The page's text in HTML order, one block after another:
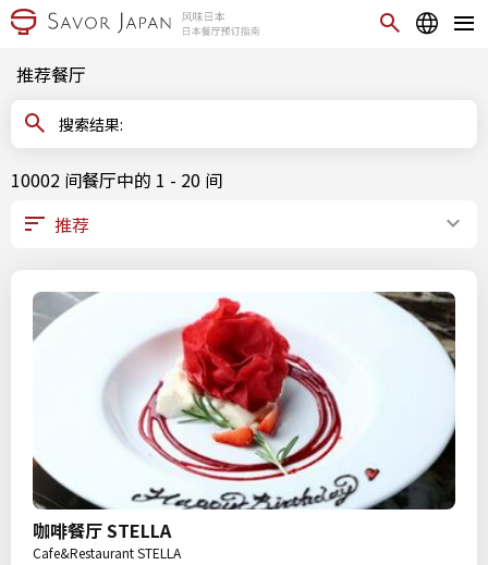
推荐餐厅
搜索结果:
10002 间餐厅中的 1 - 20 间
咖啡餐厅 STELLA
Cafe&Restaurant STELLA